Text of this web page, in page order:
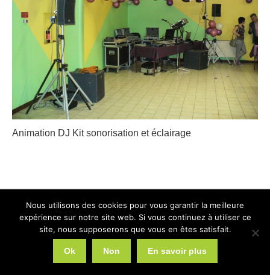
Animation DJ Kit sonorisation et éclairage
2026 © Web Communication
Liens utiles
Nous utilisons des cookies pour vous garantir la meilleure
expérience sur notre site web. Si vous continuez à utiliser ce
site, nous supposerons que vous en êtes satisfait.
Ok Non En savoir plus